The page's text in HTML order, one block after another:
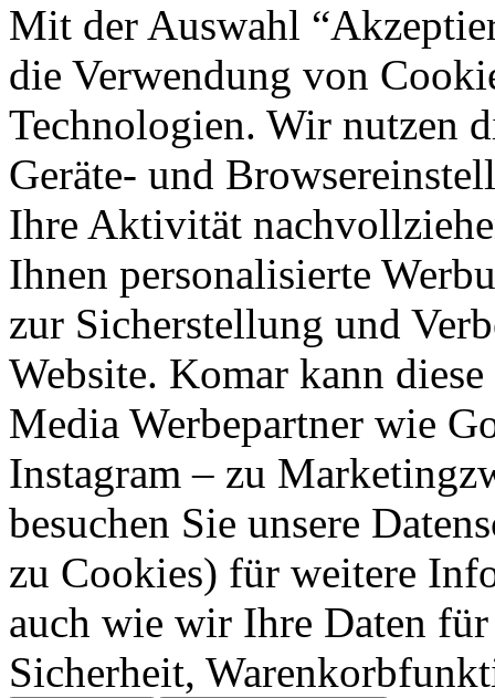
Mit der Auswahl
die Verwendung von
Technologien. Wir nutzen
Geräte- und
Ihre Aktivität
Ihnen personalisierte
zur Sicherstellung und
Website. Komar kann
Media Werbepartner wie
Instagram – zu
besuchen Sie unsere
zu Cookies) für weitere
auch wie wir Ihre Daten
Sicherheit,